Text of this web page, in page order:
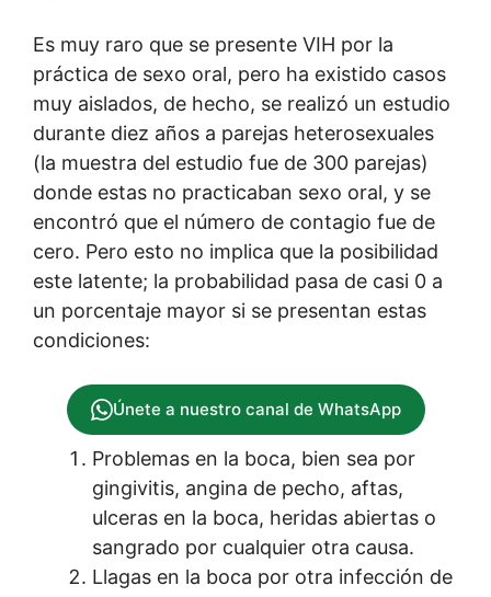
Es muy raro que se presente VIH por la
práctica de sexo oral, pero ha existido casos
muy aislados, de hecho, se realizó un estudio
durante diez años a parejas heterosexuales
(la muestra del estudio fue de 300 parejas)
donde estas no practicaban sexo oral, y se
encontró que el número de contagio fue de
cero. Pero esto no implica que la posibilidad
este latente; la probabilidad pasa de casi 0 a
un porcentaje mayor si se presentan estas
condiciones:
Únete a nuestro canal de WhatsApp
Problemas en la boca, bien sea por
gingivitis, angina de pecho, aftas,
ulceras en la boca, heridas abiertas o
sangrado por cualquier otra causa.
Llagas en la boca por otra infección de